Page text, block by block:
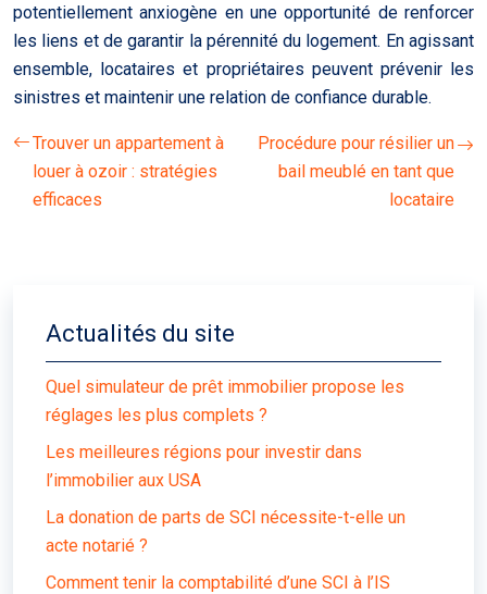
potentiellement anxiogène en une opportunité de renforcer
les liens et de garantir la pérennité du logement. En agissant
ensemble, locataires et propriétaires peuvent prévenir les
sinistres et maintenir une relation de confiance durable.
Trouver un appartement à
louer à ozoir : stratégies
efficaces
Procédure pour résilier un
bail meublé en tant que
locataire
Actualités du site
Quel simulateur de prêt immobilier propose les
réglages les plus complets ?
Les meilleures régions pour investir dans
l’immobilier aux USA
La donation de parts de SCI nécessite-t-elle un
acte notarié ?
Comment tenir la comptabilité d’une SCI à l’IS